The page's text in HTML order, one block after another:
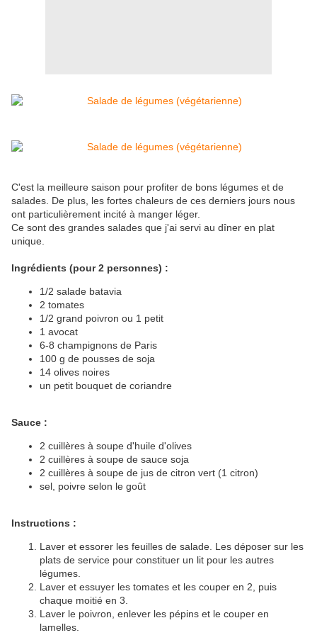
C'est la meilleure saison pour profiter de bons légumes et de
salades. De plus, les fortes chaleurs de ces derniers jours nous
ont particulièrement incité à manger léger.
Ce sont des grandes salades que j'ai servi au dîner en plat
unique.
Ingrédients (pour 2 personnes) :
1/2 salade batavia
2 tomates
1/2 grand poivron ou 1 petit
1 avocat
6-8 champignons de Paris
100 g de pousses de soja
14 olives noires
un petit bouquet de coriandre
Sauce :
2 cuillères à soupe d'huile d'olives
2 cuillères à soupe de sauce soja
2 cuillères à soupe de jus de citron vert (1 citron)
sel, poivre selon le goût
Instructions :
Laver et essorer les feuilles de salade. Les déposer sur les
plats de service pour constituer un lit pour les autres
légumes.
Laver et essuyer les tomates et les couper en 2, puis
chaque moitié en 3.
Laver le poivron, enlever les pépins et le couper en
lamelles.